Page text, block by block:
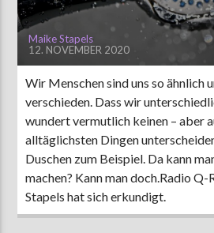
AKTUELLE SENDUNG
MOEBIUS
00:00 09:00
ZU HÖREN IN Münster 90,9 MHz
Maike Stapels
12. NOVEMBER 2020
Wir Menschen sind uns so ähnlich
verschieden. Dass wir
wundert vermutlich keinen – aber
alltäglichsten Dingen
Duschen zum Beispiel. Da kann
machen? Kann man doch.Radio
Stapels hat sich erkundigt.